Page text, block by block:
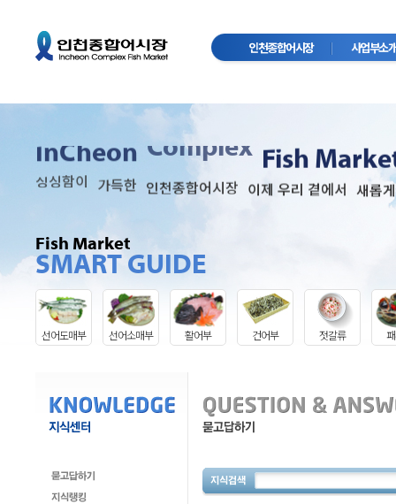
인천종합어시장 사업부소개
InCheon Complex Fish
싱싱함이 가득한 인천종합어시장 이제 우리 곁에서 새롭
Fish Market
SMART GUIDE
선어도매부 선어소매부 활어부 건어부 젓갈류